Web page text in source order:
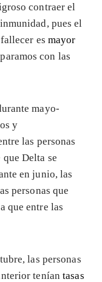
contraer el
pues el
es mayor
con las
mayo-
y
las personas
que Delta se
en junio, las
personas que
que entre las
las personas
teníantasas